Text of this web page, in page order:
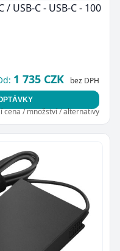
USB-C - USB-C - 100
1 735 CZK bez DPH
cena / množství / alternativy